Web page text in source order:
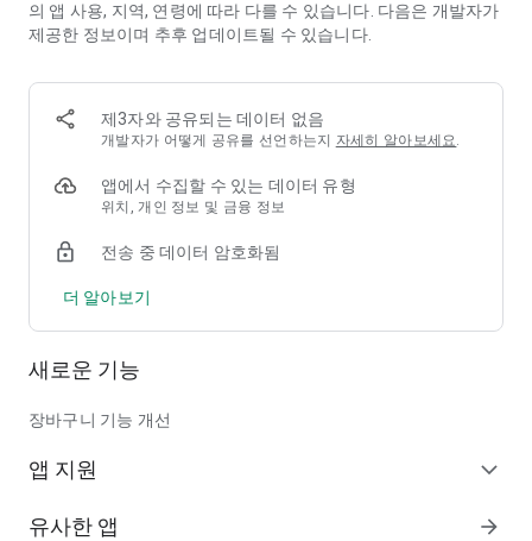
의 앱 사용, 지역, 연령에 따라 다를 수 있습니다. 다음은 개발자가
제공한 정보이며 추후 업데이트될 수 있습니다.
제3자와 공유되는 데이터 없음
개발자가 어떻게 공유를 선언하는지 자세히 알아보세요.
앱에서 수집할 수 있는 데이터 유형
위치, 개인 정보 및 금융 정보
전송 중 데이터 암호화됨
더 알아보기
새로운 기능
장바구니 기능 개선
앱 지원 expand_more
유사한 앱 arrow_forward